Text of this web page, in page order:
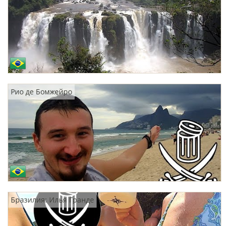
Рио де Бомжейро
Бразилия: Илья Гранде